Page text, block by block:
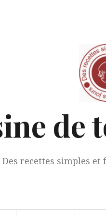
de
Des recettes simples